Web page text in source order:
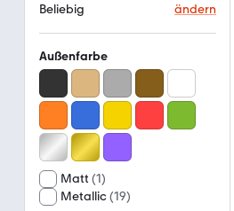
Beliebig
ändern
Außenfarbe
Matt (1)
Metallic(19)